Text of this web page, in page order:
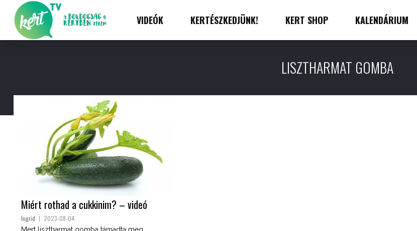
VIDEÓK KERTÉSZKEDJÜNK! KERT SHOP KALENDÁRIUM
LISZTHARMAT GOMBA
Miért rothad a cukkinim? – videó
Ingrid 2023-08-04